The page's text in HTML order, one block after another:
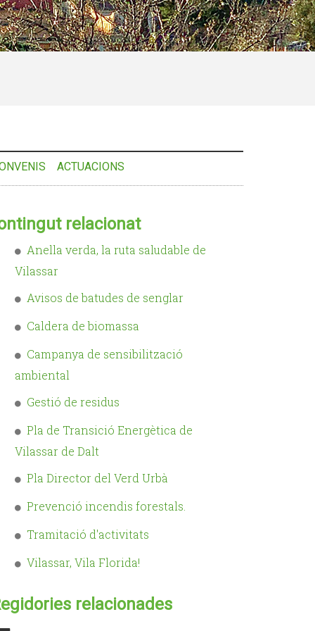
ACTUACIONS
relacionat
Anella verda, la ruta saludable de
Vilassar
Avisos de batudes de senglar
Caldera de biomassa
Campanya de sensibilització
ambiental
Gestió de residus
Pla de Transició Energètica de
Vilassar de Dalt
Pla Director del Verd Urbà
Prevenció incendis forestals.
Tramitació d'activitats
Vilassar, Vila Florida!
relacionades